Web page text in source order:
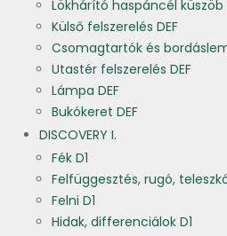
Lökhárító haspáncél küszöb
Külső felszerelés DEF
Csomagtartók és
Utastér felszerelés DEF
Lámpa DEF
Bukókeret DEF
DISCOVERY I.
Fék D1
Felfüggesztés, rugó,
Felni D1
Hidak, differenciálok D1